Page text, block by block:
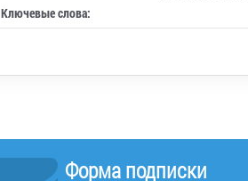
Ключевые слова:
Форма подписки